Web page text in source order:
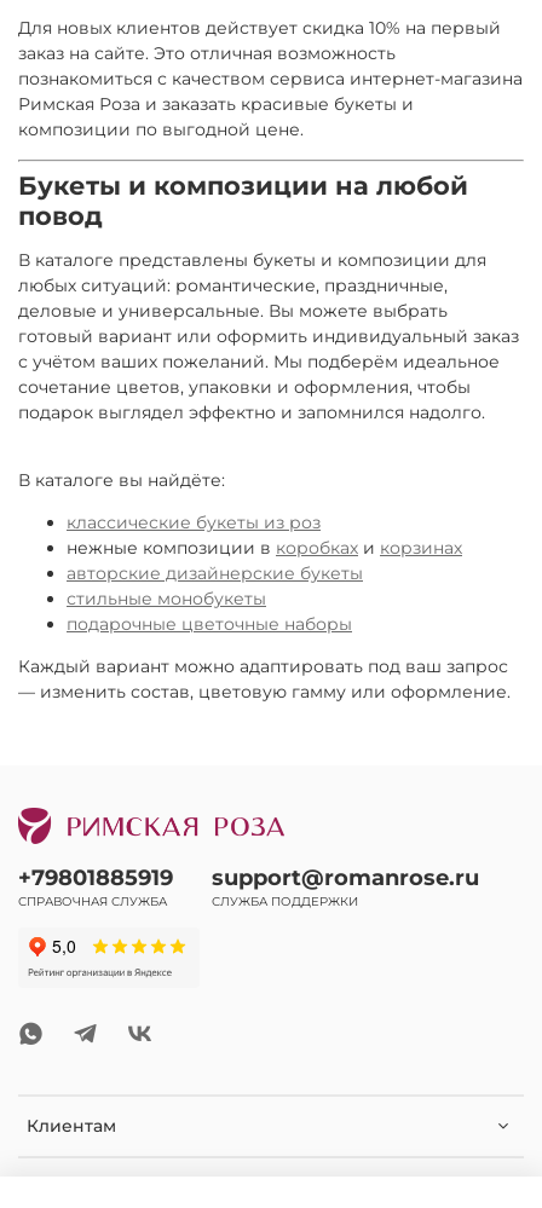
Для новых клиентов действует скидка 10% на первый
заказ на сайте. Это отличная возможность
познакомиться с качеством сервиса интернет-магазина
Римская Роза и заказать красивые букеты и
композиции по выгодной цене.
Букеты и композиции на любой
повод
В каталоге представлены букеты и композиции для
любых ситуаций: романтические, праздничные,
деловые и универсальные. Вы можете выбрать
готовый вариант или оформить индивидуальный заказ
с учётом ваших пожеланий. Мы подберём идеальное
сочетание цветов, упаковки и оформления, чтобы
подарок выглядел эффектно и запомнился надолго.
В каталоге вы найдёте:
классические букеты из роз
нежные композиции в коробках и корзинах
авторские дизайнерские букеты
стильные монобукеты
подарочные цветочные наборы
Каждый вариант можно адаптировать под ваш запрос
— изменить состав, цветовую гамму или оформление.
Клиентам
+79801885919
СПРАВОЧНАЯ СЛУЖБА
support@romanrose.ru
СЛУЖБА ПОДДЕРЖКИ